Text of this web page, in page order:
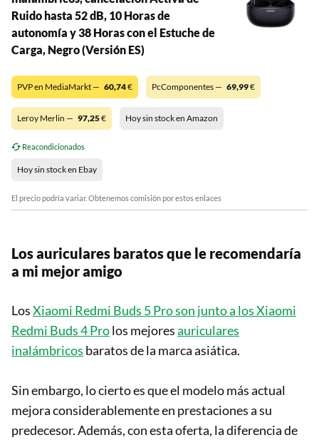
Ruido hasta 52 dB, 10 Horas de
autonomía y 38 Horas con el Estuche de
Carga, Negro (Versión ES)
PVP en MediaMarkt — 60,74€ PcComponentes — 69,99€
Leroy Merlin — 97,25€ Hoy sin stock en Amazon
Reacondicionados
Hoy sin stock en Ebay
El precio podría variar. Obtenemos comisión por estos enlaces
Los auriculares baratosque le recomendaría
a mi mejor amigo
LosXiaomi Redmi Buds 5 Pro son junto a los Xiaomi
Redmi Buds 4 Prolos mejoresauriculares
inalámbricos baratos de la marca asiática.
Sin embargo, lo cierto es que el modelo más actual
mejora considerablemente en prestaciones a su
predecesor. Además, con esta oferta, la diferencia de